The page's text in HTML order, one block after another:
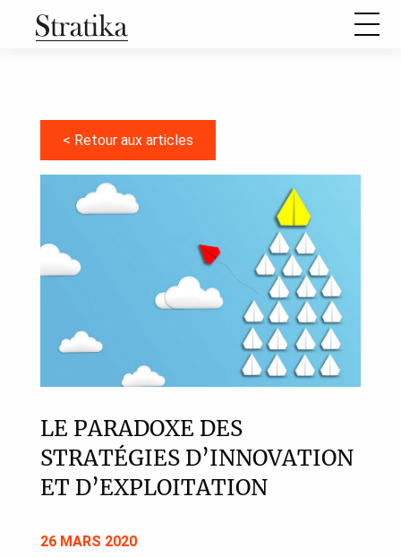
Nos formations
Nos articles
< Retour aux articles
LE PARADOXE DES
STRATÉGIES D’INNOVATION
ET D’EXPLOITATION
26 MARS 2020